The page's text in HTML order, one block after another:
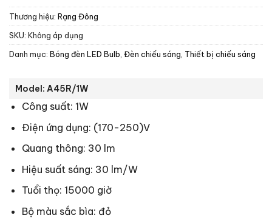
Thương hiệu: Rạng Đông
SKU: Không áp dụng
Danh mục: Bóng đèn LED Bulb Đèn chiếu sáng Thiết bị chiếu sáng
Model: A45R/1W
Công suất: 1W
Điện ứng dụng: (170-250)V
Quang thông: 30 lm
Hiệu suất sáng: 30 lm/W
Tuổi thọ: 15000 giờ
Bộ màu sắc bìa: đỏ